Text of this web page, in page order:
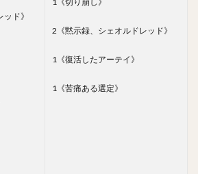
ド》
2《黙示録、シェオルドレッド》
1《復活したアーテイ》
1《苦痛ある選定》